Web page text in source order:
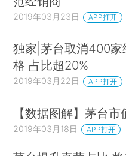
2019年03月23日 APP打开
独家|茅台取消400家
格 占比超20%
2019年03月22日 APP打开
【数据图解】茅台
2019年03月18日 APP打开